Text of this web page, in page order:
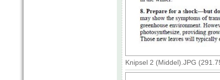
Knipsel 2 (Middel).JPG